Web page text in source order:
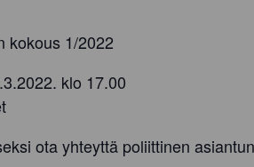
kokous 1/2022
klo 17.00
ota yhteyttä poliittinen